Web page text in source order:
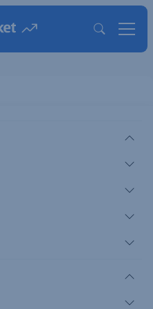
leányvállalata, a
Zrt.